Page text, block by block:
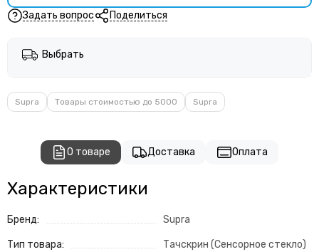
Задать вопрос Поделиться
Выбрать
Supra Товары стоимостью до 5000 Supra
О товаре Доставка Оплата
Характеристики
Бренд: Supra
Тип товара: Тачскрин (Сенсорное стекло)